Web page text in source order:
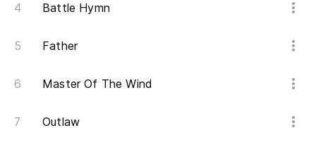
Battle Hymn
Father
Master Of The Wind
Outlaw